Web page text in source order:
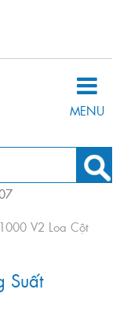
MENU
V2 Loa Cột
Suất